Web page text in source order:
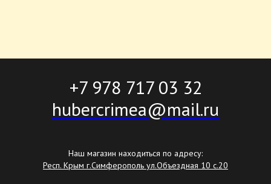
+7 978 717 03 32
hubercrimea@mail.ru
Наш магазин находиться по адресу:
Респ. Крым г.Симферополь ул.Объездная 10 с.20